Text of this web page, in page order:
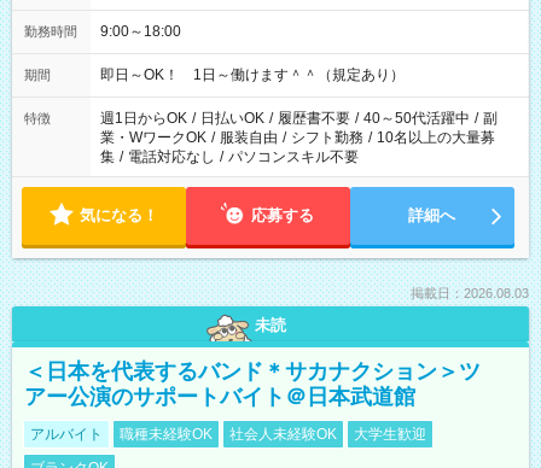
勤務時間 9:00～18:00
期間 即日～OK！ 1日～働けます＾＾（規定あり）
特徴 週1日からOK / 日払いOK / 履歴書不要 / 40～50代活躍中 / 副
業・WワークOK / 服装自由 / シフト勤務 / 10名以上の大量募
集 / 電話対応なし / パソコンスキル不要
気になる！ 応募する 詳細へ
掲載日：2026.08.03
未読
＜日本を代表するバンド＊サカナクション＞ツ
アー公演のサポートバイト＠日本武道館
アルバイト 職種未経験OK 社会人未経験OK
大学生歓迎